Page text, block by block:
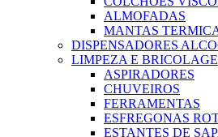
ALMOFADAS
MANTAS
DISPENSADORES
LIMPEZA E BRICOLAGE
ASPIRADORES
CHUVEIROS
FERRAMENTAS
ESFREGONAS
ESTANTES DE